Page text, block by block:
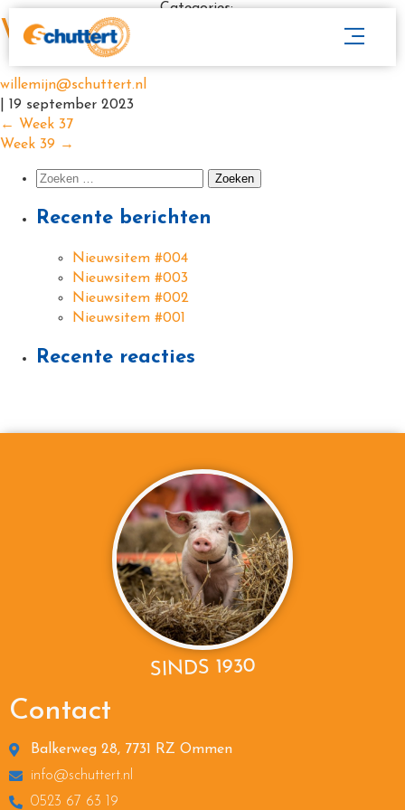
Week 38
willemijn@schuttert.nl
19 september 2023
Categories:
← Week 37
Week 39 →
Recente berichten
Nieuwsitem #004
Nieuwsitem #003
Nieuwsitem #002
Nieuwsitem #001
Recente reacties
SINDS 1930
Contact
Balkerweg 28, 7731 RZ Ommen
info@schuttert.nl
0523 67 63 19